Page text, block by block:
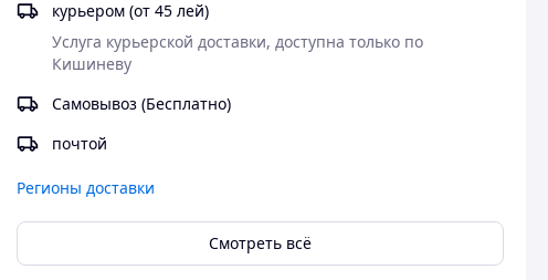
курьером (от 45 лей)
Услуга курьерской доставки, доступна только по
Кишиневу
Самовывоз (Бесплатно)
почтой
Регионы доставки
Смотреть всё